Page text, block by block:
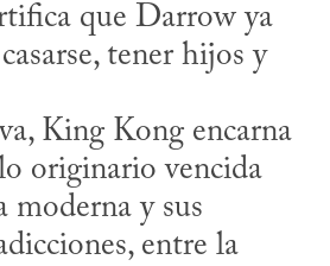
que Darrow ya
tener hijos y
originario vencida
y sus
entre la